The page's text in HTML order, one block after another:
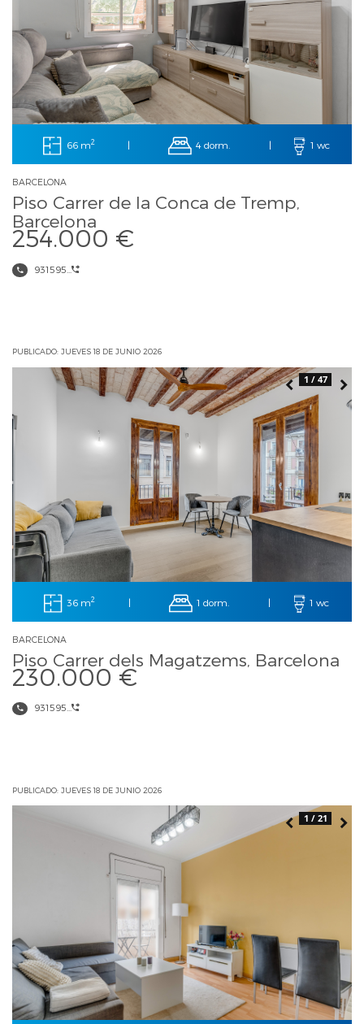
66 m2 | 4 dorm. | 1 wc
BARCELONA
Piso Carrer de la Conca de Tremp,
Barcelona
254.000 €
931595...
PUBLICADO: JUEVES 18 DE JUNIO 2026
1 / 47
36 m2 | 1 dorm. | 1 wc
BARCELONA
Piso Carrer dels Magatzems, Barcelona
230.000 €
931595...
PUBLICADO: JUEVES 18 DE JUNIO 2026
1 / 21